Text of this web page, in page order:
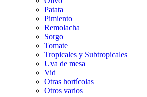
Patata
Pimiento
Remolacha
Sorgo
Tomate
Tropicales y Subtropicales
Uva de mesa
Vid
Otras hortícolas
Otros varios